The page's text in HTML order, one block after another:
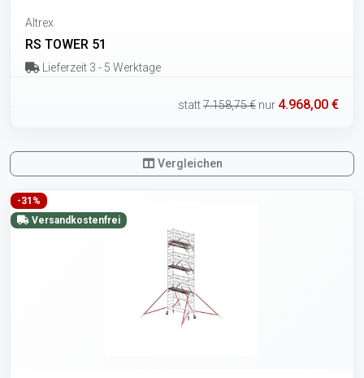
Altrex
RS TOWER 51
Lieferzeit 3 - 5 Werktage
statt7.158,75 € nur 4.968,00 €
Vergleichen
-31%
Versandkostenfrei